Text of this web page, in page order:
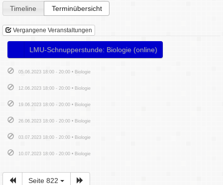
Timeline Terminübersicht
Vergangene Veranstaltungen
LMU-Schnupperstunde: Biologie (online)
05.06.2023 18:00 - 20:00 • Biologie
12.06.2023 18:00 - 20:00 • Biologie
19.06.2023 18:00 - 20:00 • Biologie
26.06.2023 18:00 - 20:00 • Biologie
03.07.2023 18:00 - 20:00 • Biologie
10.07.2023 18:00 - 20:00 • Biologie
Seite 822